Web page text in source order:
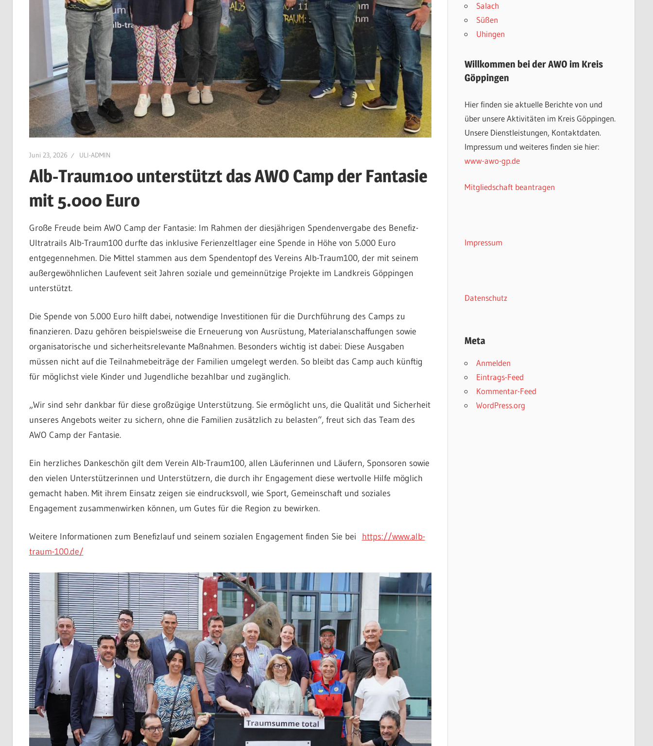
Juni 23, 2026 ULI-ADMIN
Alb-Traum100 unterstützt das AWO Camp der Fantasie
mit 5.000 Euro
Große Freude beim AWO Camp der Fantasie: Im Rahmen der diesjährigen Spendenvergabe des Benefiz-
Ultratrails Alb-Traum100 durfte das inklusive Ferienzeltlager eine Spende in Höhe von 5.000 Euro
entgegennehmen. Die Mittel stammen aus dem Spendentopf des Vereins Alb-Traum100, der mit seinem
außergewöhnlichen Laufevent seit Jahren soziale und gemeinnützige Projekte im Landkreis Göppingen
unterstützt.
Die Spende von 5.000 Euro hilft dabei, notwendige Investitionen für die Durchführung des Camps zu
finanzieren. Dazu gehören beispielsweise die Erneuerung von Ausrüstung, Materialanschaffungen sowie
organisatorische und sicherheitsrelevante Maßnahmen. Besonders wichtig ist dabei: Diese Ausgaben
müssen nicht auf die Teilnahmebeiträge der Familien umgelegt werden. So bleibt das Camp auch künftig
für möglichst viele Kinder und Jugendliche bezahlbar und zugänglich.
„Wir sind sehr dankbar für diese großzügige Unterstützung. Sie ermöglicht uns, die Qualität und Sicherheit
unseres Angebots weiter zu sichern, ohne die Familien zusätzlich zu belasten“, freut sich das Team des
AWO Camp der Fantasie.
Ein herzliches Dankeschön gilt dem Verein Alb-Traum100, allen Läuferinnen und Läufern, Sponsoren sowie
den vielen Unterstützerinnen und Unterstützern, die durch ihr Engagement diese wertvolle Hilfe möglich
gemacht haben. Mit ihrem Einsatz zeigen sie eindrucksvoll, wie Sport, Gemeinschaft und soziales
Engagement zusammenwirken können, um Gutes für die Region zu bewirken.
Weitere Informationen zum Benefizlauf und seinem sozialen Engagement finden Sie bei https://www.alb-
traum-100.de/
Salach
Süßen
Uhingen
Willkommen bei der AWO im Kreis
Göppingen
Hier finden sie aktuelle Berichte von und
über unsere Aktivitäten im Kreis Göppingen.
Unsere Dienstleistungen, Kontaktdaten.
Impressum und weiteres finden sie hier:
www-awo-gp.de
Mitgliedschaft beantragen
Impressum
Datenschutz
Meta
Anmelden
Eintrags-Feed
Kommentar-Feed
WordPress.org